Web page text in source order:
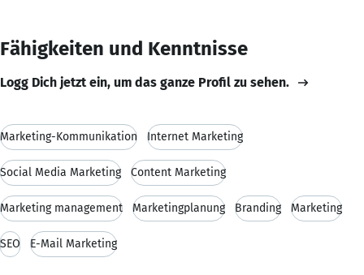
Fähigkeiten und Kenntnisse
Logg Dich jetzt ein, um das ganze Profil zu sehen.
Marketing-Kommunikation Internet Marketing
Social Media Marketing Content Marketing
Marketing management Marketingplanung Branding Marketing
SEO E-Mail Marketing